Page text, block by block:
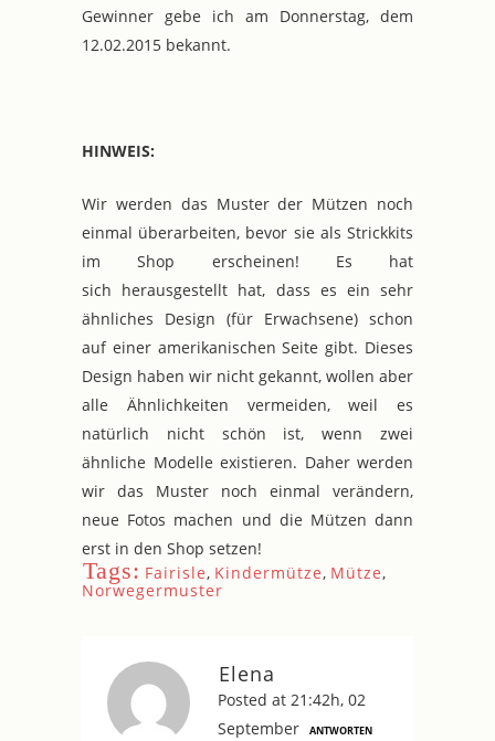
Gewinner gebe ich am Donnerstag, dem
12.02.2015 bekannt.
HINWEIS:
Wir werden das Muster der Mützen noch
einmal überarbeiten, bevor sie als Strickkits
im Shop erscheinen! Es hat
sich herausgestellt hat, dass es ein sehr
ähnliches Design (für Erwachsene) schon
auf einer amerikanischen Seite gibt. Dieses
Design haben wir nicht gekannt, wollen aber
alle Ähnlichkeiten vermeiden, weil es
natürlich nicht schön ist, wenn zwei
ähnliche Modelle existieren. Daher werden
wir das Muster noch einmal verändern,
neue Fotos machen und die Mützen dann
erst in den Shop setzen!
Tags: Fairisle, Kindermütze, Mütze,
Norwegermuster
Elena
Posted at 21:42h, 02
September
ANTWORTEN